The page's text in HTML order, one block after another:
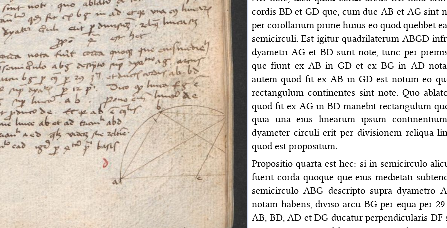
cordis BD et GD que, cum due AB et AG sint
per corollarium prime huius eo quod quelibet
semicirculi. Est igitur quadrilaterum ABGD
dyametri AG et BD sunt note, tunc per
que fiunt ex AB in GD et ex BG in AD nota
autem quod fit ex AB in GD est notum eo
rectangulum continentes sint note. Quo
quod fit ex AG in BD manebit rectangulum
quia una eius linearum ipsum
dyameter circuli erit per divisionem reliqua
quod est propositum.
Propositio quarta est hec: si in semicirculo
fuerit corda quoque que eius medietati
semicirculo ABG descripto supra dyametro
notam habens, diviso arcu BG per equa per
AB, BD, AD et DG ducatur perpendicularis DF